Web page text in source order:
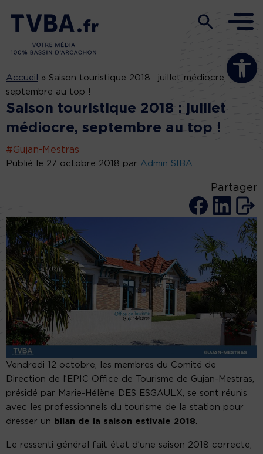
Ouvrir la
Accueil » Saison touristique 2018 : juillet médiocre,
septembre au top !
Saison touristique 2018 : juillet
médiocre, septembre au top !
#Gujan-Mestras
Publié le 27 octobre 2018 par Admin SIBA
Partager
Vendredi 12 octobre, les membres du Comité de
Direction de l’EPIC Office de Tourisme de Gujan-Mestras,
présidé par Marie-Hélène DES ESGAULX, se sont réunis
avec les professionnels du tourisme de la station pour
dresser un bilan de la saison estivale 2018.
Le ressenti général fait état d’une saison 2018 correcte,